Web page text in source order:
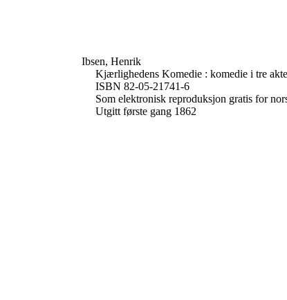
Ibsen, Henrik
Kjærlighedens Komedie : komedie i tre
ISBN 82-05-21741-6
Som elektronisk reproduksjon gratis for
Utgitt første gang 1862